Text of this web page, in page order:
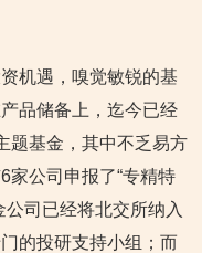
机遇，嗅觉敏锐的基
品储备上，迄今已经
题基金，其中不乏易方
家公司申报了“专精特
司已经将北交所纳入
的投研支持小组；而